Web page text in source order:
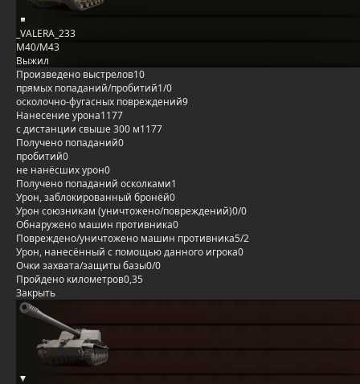
_VALERA_233
M40/M43
Выжил
Произведено выстрелов10
прямых попаданий/пробитий1/0
осколочно-фугасных повреждений9
Нанесение урона1177
с дистанции свыше 300 м1177
Получено попаданий0
пробитий0
не нанёсших урон0
Получено попаданий осколками1
Урон, заблокированный бронёй0
Урон союзникам (уничтожено/повреждений)0/0
Обнаружено машин противника0
Повреждено/уничтожено машин противника5/2
Урон, нанесённый с помощью данного игрока0
Очки захвата/защиты базы0/0
Пройдено километров0,35
Закрыть